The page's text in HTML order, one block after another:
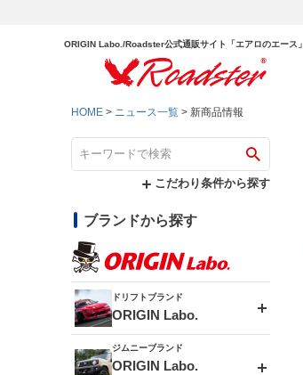
ORIGIN Labo./Roadster公式通販サイト「エアロのエース」
HOME ニュース一覧 新商品情報
こだわり条件から探す
ブランドから探す
ドリフトブランド
ORIGIN Labo.
エアロシリーズ
ジムニーブランド
ORIGIN Labo.